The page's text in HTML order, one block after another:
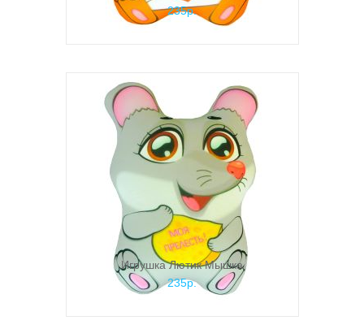
235р.
Игрушка Лютик Мышка
235р.